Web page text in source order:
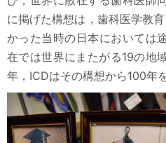
に掲げた構想は，歯科医学教
かった当時の日本においては
在では世界にまたがる19の地
年，ICDはその構想から100年